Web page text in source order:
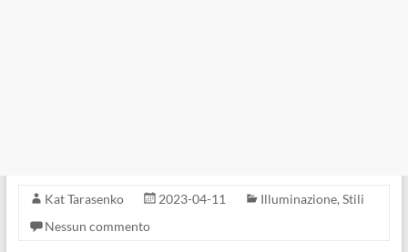
Kat Tarasenko 2023-04-11 Illuminazione, Stili
Nessun commento